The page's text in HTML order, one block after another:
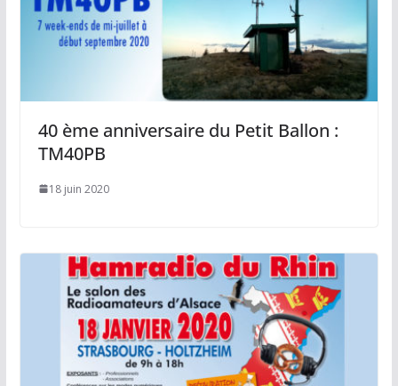
40 ème anniversaire du Petit Ballon :
TM40PB
18 juin 2020